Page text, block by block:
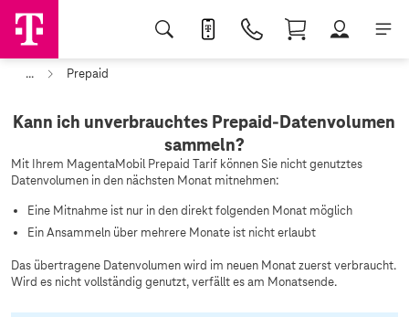
... Prepaid
Kann ich unverbrauchtes Prepaid-Datenvolumen
sammeln?
Mit Ihrem MagentaMobil Prepaid Tarif können Sie nicht genutztes
Datenvolumen in den nächsten Monat mitnehmen:
Eine Mitnahme ist nur in den direkt folgenden Monat möglich
Ein Ansammeln über mehrere Monate ist nicht erlaubt
Das übertragene Datenvolumen wird im neuen Monat zuerst verbraucht.
Wird es nicht vollständig genutzt, verfällt es am Monatsende.